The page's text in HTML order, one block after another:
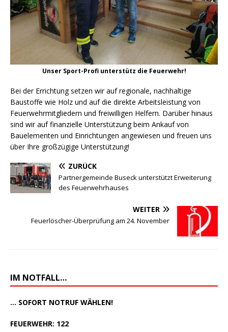
Unser Sport-Profi unterstütz die Feuerwehr!
Bei der Errichtung setzen wir auf regionale, nachhaltige
Baustoffe wie Holz und auf die direkte Arbeitsleistung von
Feuerwehrmitgliedern und freiwilligen Helfern. Darüber hinaus
sind wir auf finanzielle Unterstützung beim Ankauf von
Bauelementen und Einrichtungen angewiesen und freuen uns
über Ihre großzügige Unterstützung!
ZURÜCK
Partnergemeinde Buseck unterstützt Erweiterung
des Feuerwehrhauses
WEITER
Feuerlöscher-Überprüfung am 24. November
IM NOTFALL…
... SOFORT NOTRUF WÄHLEN!
FEUERWEHR: 122